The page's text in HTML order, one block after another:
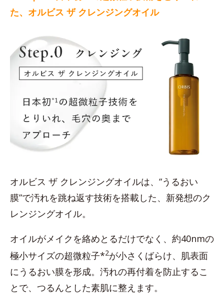
た、オルビス ザ クレンジングオイル
オルビス ザ クレンジングオイルは、“うるおい
膜”で汚れを跳ね返す技術を搭載した、新発想のク
レンジングオイル。
オイルがメイクを絡めとるだけでなく、約40nmの
極小サイズの超微粒子*2が小さくばらけ、肌表面
にうるおい膜を形成。汚れの再付着を防止するこ
とで、つるんとした素肌に整えます。